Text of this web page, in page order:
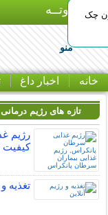
بـیتوتــه
منو
خانه اخبار داغ
چک
تازه های رژیم درمانی
رژیم
کیفیت
تغذیه